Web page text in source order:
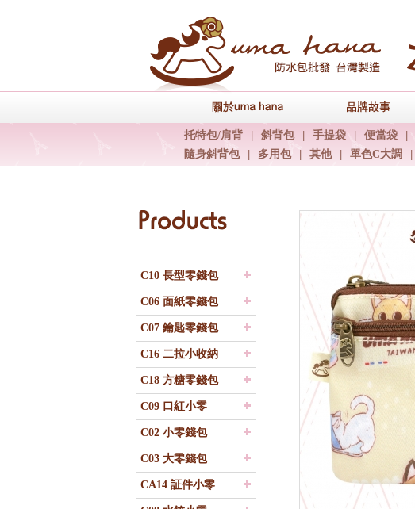
關於uma hana
托特包/肩背 斜背包 手提袋 便當袋
隨身斜背包
多用包 其他 單色C大調
C10 長型零錢包
C06 面紙零錢包
C07 鑰匙零錢包
C16 二拉小收納
C18 方糖零錢包
C09 口紅小零
C02 小零錢包
C03 大零錢包
CA14 証件小零